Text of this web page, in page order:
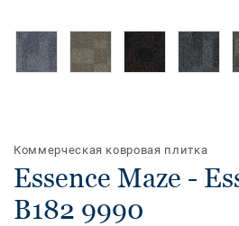
Коммерческая ковровая плитка
Essence Maze -
B182 9990